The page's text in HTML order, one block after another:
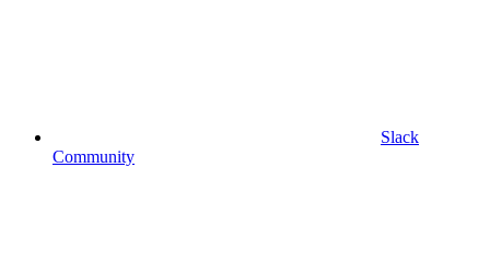
Slack
Community